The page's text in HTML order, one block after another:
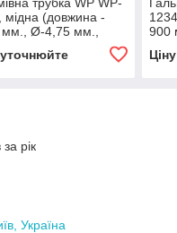
мідна (довжина -
мм., Ø-4,75 мм.,
уточнюйте
900
рік
Україна